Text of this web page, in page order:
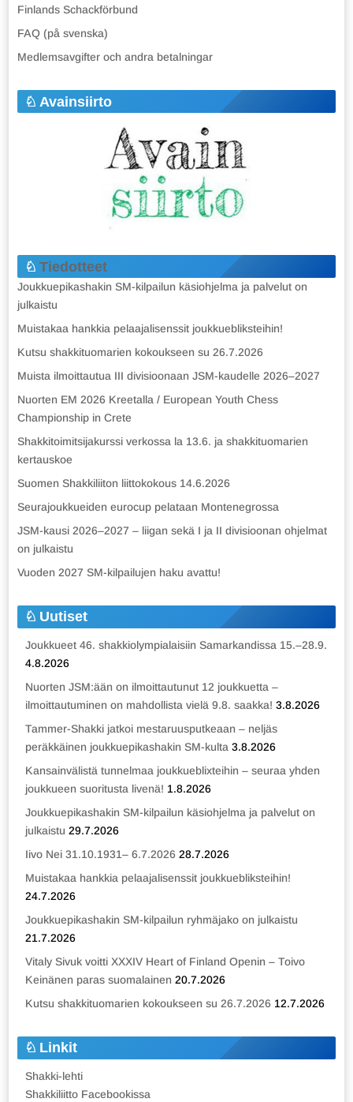
Finlands Schackförbund
FAQ (på svenska)
Medlemsavgifter och andra betalningar
Avainsiirto
Tiedotteet
Joukkuepikashakin SM-kilpailun käsiohjelma ja palvelut on
julkaistu
Muistakaa hankkia pelaajalisenssit joukkuebliksteihin!
Kutsu shakkituomarien kokoukseen su 26.7.2026
Muista ilmoittautua III divisioonaan JSM-kaudelle 2026–2027
Nuorten EM 2026 Kreetalla / European Youth Chess
Championship in Crete
Shakkitoimitsijakurssi verkossa la 13.6. ja shakkituomarien
kertauskoe
Suomen Shakkiliiton liittokokous 14.6.2026
Seurajoukkueiden eurocup pelataan Montenegrossa
JSM-kausi 2026–2027 – liigan sekä I ja II divisioonan ohjelmat
on julkaistu
Vuoden 2027 SM-kilpailujen haku avattu!
Uutiset
Joukkueet 46. shakkiolympialaisiin Samarkandissa 15.–28.9.
4.8.2026
Nuorten JSM:ään on ilmoittautunut 12 joukkuetta –
ilmoittautuminen on mahdollista vielä 9.8. saakka! 3.8.2026
Tammer-Shakki jatkoi mestaruusputkeaan – neljäs
peräkkäinen joukkuepikashakin SM-kulta 3.8.2026
Kansainvälistä tunnelmaa joukkueblixteihin – seuraa yhden
joukkueen suoritusta livenä! 1.8.2026
Joukkuepikashakin SM-kilpailun käsiohjelma ja palvelut on
julkaistu 29.7.2026
Iivo Nei 31.10.1931– 6.7.2026 28.7.2026
Muistakaa hankkia pelaajalisenssit joukkuebliksteihin!
24.7.2026
Joukkuepikashakin SM-kilpailun ryhmäjako on julkaistu
21.7.2026
Vitaly Sivuk voitti XXXIV Heart of Finland Openin – Toivo
Keinänen paras suomalainen 20.7.2026
Kutsu shakkituomarien kokoukseen su 26.7.2026 12.7.2026
Linkit
Shakki-lehti
Shakkiliitto Facebookissa